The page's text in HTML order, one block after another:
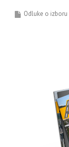
Odluke o izboru